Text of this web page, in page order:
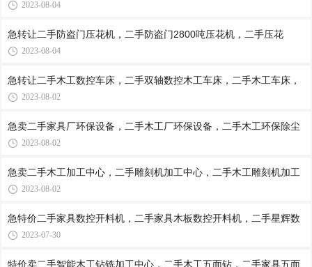
2023-08-04
急转让二手防盗门压花机，二手防盗门2800吨压花机，二手压花
2023-08-04
急转让二手木工数控车床，二手双轴数控木工车床，二手木工车床，
2023-08-02
急卖二手家具厂环保设备，二手木工厂环保设备，二手木工环保除尘
2023-08-02
急卖二手木工加工中心，二手雕刻机加工中心，二手木工雕刻机加工
2023-08-02
急特价二手家具数控开料机，二手家具木板数控开料机，二手星辉数
2023-07-30
特价卖二手智能木工钻铣加工中心，二手木工五面钻，二手家具五面